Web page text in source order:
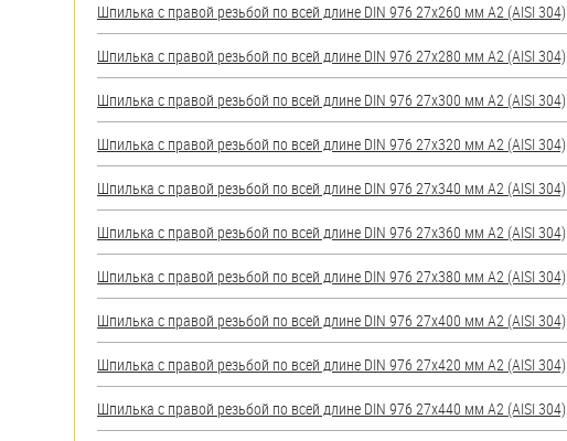
Шпилька с правой резьбой по всей длине DIN 976 27х260 мм А2 (AISI 304)
Шпилька с правой резьбой по всей длине DIN 976 27х280 мм А2 (AISI 304)
Шпилька с правой резьбой по всей длине DIN 976 27х300 мм А2 (AISI 304)
Шпилька с правой резьбой по всей длине DIN 976 27х320 мм А2 (AISI 304)
Шпилька с правой резьбой по всей длине DIN 976 27х340 мм А2 (AISI 304)
Шпилька с правой резьбой по всей длине DIN 976 27х360 мм А2 (AISI 304)
Шпилька с правой резьбой по всей длине DIN 976 27х380 мм А2 (AISI 304)
Шпилька с правой резьбой по всей длине DIN 976 27х400 мм А2 (AISI 304)
Шпилька с правой резьбой по всей длине DIN 976 27х420 мм А2 (AISI 304)
Шпилька с правой резьбой по всей длине DIN 976 27х440 мм А2 (AISI 304)